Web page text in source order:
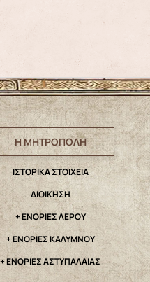
Η ΜΗΤΡΟΠΟΛΗ
IΣΤΟΡΙΚΑ ΣΤΟΙΧΕΙΑ
ΔΙΟΙΚΗΣΗ
+ ΕΝΟΡΙΕΣ ΛΕΡΟΥ
+ ΕΝΟΡΙΕΣ ΚΑΛΥΜΝΟΥ
+ ΕΝΟΡΙΕΣ ΑΣΤΥΠΑΛΑΙΑΣ